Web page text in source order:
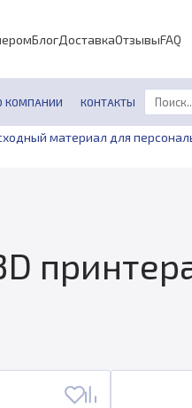
БлогДоставкаОтзывыFAQ
КОМПАНИИ КОНТАКТЫ
материал для